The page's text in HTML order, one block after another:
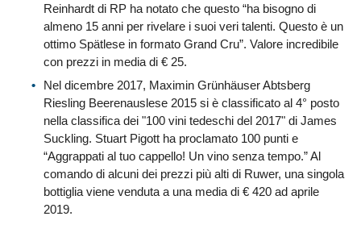
Reinhardt di RP ha notato che questo “ha bisogno di
almeno 15 anni per rivelare i suoi veri talenti. Questo è un
ottimo Spätlese in formato Grand Cru”. Valore incredibile
con prezzi in media di € 25.
Nel dicembre 2017, Maximin Grünhäuser Abtsberg
Riesling Beerenauslese 2015 si è classificato al 4° posto
nella classifica dei "100 vini tedeschi del 2017" di James
Suckling. Stuart Pigott ha proclamato 100 punti e
“Aggrappati al tuo cappello! Un vino senza tempo.” Al
comando di alcuni dei prezzi più alti di Ruwer, una singola
bottiglia viene venduta a una media di € 420 ad aprile
2019.